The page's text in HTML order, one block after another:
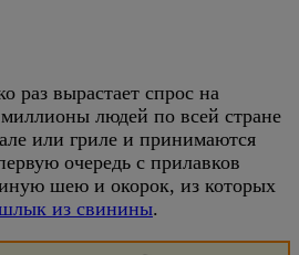
раз вырастает спрос на
людей по всей стране
или гриле и принимаются
очередь с прилавков
шею и окорок, из которых
из свинины.